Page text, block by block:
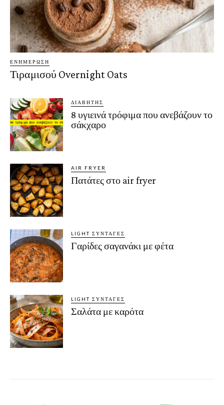
ΕΝΗΜΈΡΩΣΗ
Τιραμισού Overnight Oats
ΔΙΑΒΉΤΗΣ
8 υγιεινά τρόφιμα που ανεβάζουν το
σάκχαρο
AIR FRYER
Πατάτες στο air fryer
LIGHT ΣΥΝΤΑΓΈΣ
Γαρίδες σαγανάκι με φέτα
LIGHT ΣΥΝΤΑΓΈΣ
Σαλάτα με καρότα